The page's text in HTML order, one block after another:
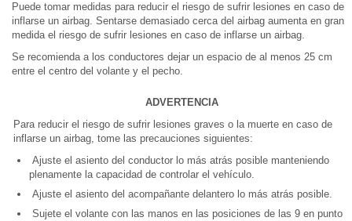
Puede tomar medidas para reducir el riesgo de sufrir lesiones en caso de
inflarse un airbag. Sentarse demasiado cerca del airbag aumenta en gran
medida el riesgo de sufrir lesiones en caso de inflarse un airbag.
Se recomienda a los conductores dejar un espacio de al menos 25 cm
entre el centro del volante y el pecho.
ADVERTENCIA
Para reducir el riesgo de sufrir lesiones graves o la muerte en caso de
inflarse un airbag, tome las precauciones siguientes:
Ajuste el asiento del conductor lo más atrás posible manteniendo
plenamente la capacidad de controlar el vehículo.
Ajuste el asiento del acompañante delantero lo más atrás posible.
Sujete el volante con las manos en las posiciones de las 9 en punto